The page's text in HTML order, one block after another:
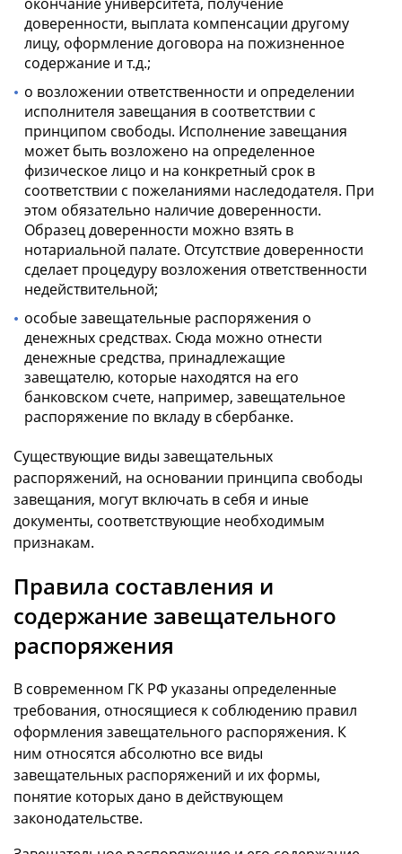
доверенности, выплата компенсации другому
лицу, оформление договора на пожизненное
содержание и т.д.;
о возложении ответственности и определении
исполнителя завещания в соответствии с
принципом свободы. Исполнение завещания
может быть возложено на определенное
физическое лицо и на конкретный срок в
соответствии с пожеланиями наследодателя. При
этом обязательно наличие доверенности.
Образец доверенности можно взять в
нотариальной палате. Отсутствие доверенности
сделает процедуру возложения ответственности
недействительной;
особые завещательные распоряжения о
денежных средствах. Сюда можно отнести
денежные средства, принадлежащие
завещателю, которые находятся на его
банковском счете, например, завещательное
распоряжение по вкладу в сбербанке.
Существующие виды завещательных
распоряжений, на основании принципа свободы
завещания, могут включать в себя и иные
документы, соответствующие необходимым
признакам.
Правила составления и
содержание завещательного
распоряжения
В современном ГК РФ указаны определенные
требования, относящиеся к соблюдению правил
оформления завещательного распоряжения. К
ним относятся абсолютно все виды
завещательных распоряжений и их формы,
понятие которых дано в действующем
законодательстве.